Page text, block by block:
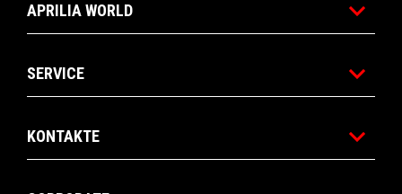
APRILIA WORLD
SERVICE
KONTAKTE